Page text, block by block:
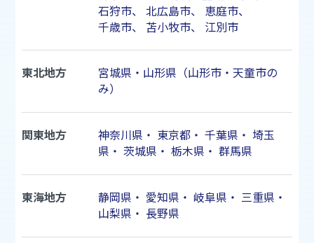
石狩市、 北広島市、 恵庭市、
千歳市、 苫小牧市、 江別市
東北地方
宮城県・山形県（山形市・天童市の
み）
関東地方 神奈川県 ・ 東京都・ 千葉県 ・ 埼玉
県 ・ 茨城県 ・ 栃木県 ・ 群馬県
東海地方 静岡県 ・ 愛知県 ・ 岐阜県 ・ 三重県 ・
山梨県 ・ 長野県